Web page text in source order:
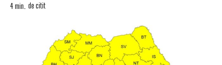
4 min. de citit